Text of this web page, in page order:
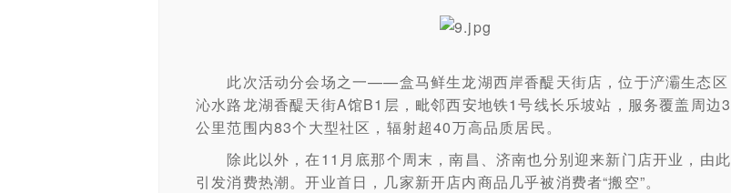
此次活动分会场之一——盒马鲜生龙湖西岸香醍天街店，位于浐灞生态区
沁水路龙湖香醍天街A馆B1层，毗邻西安地铁1号线长乐坡站，服务覆盖周边3
公里范围内83个大型社区，辐射超40万高品质居民。
除此以外，在11月底那个周末，南昌、济南也分别迎来新门店开业，由此
引发消费热潮。开业首日，几家新开店内商品几乎被消费者“搬空”。